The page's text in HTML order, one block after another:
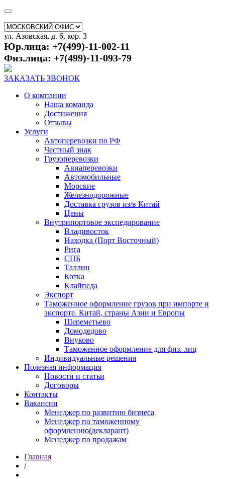
ул. Азовская, д. 6, кор. 3
Юр.лица: +7(499)-11-002-11
Физ.лица: +7(499)-11-093-79
ЗАКАЗАТЬ ЗВОНОК
О компании
Наша команда
Достижения
Отзывы
Услуги
Автоперевозки по РФ
Честный знак
Грузоперевозки
Авиаперевозки
Автомобильные
Морские
Железнодорожные
Доставка грузов из/в Китай
Цены
Внутрипортовое экспедирование
Владивосток
Находка (Порт Восточный)
Рига
СПБ
Таллин
Котка
Клайпеда
Экспорт
Таможенное оформление грузов при импорте и
экспорте. Китай, страны Азии и Европы
Шереметьево
Домодедово
Внуково
Таможенное оформление для физ. лиц
Индивидуальные решения
Полезная информация
Новости и статьи
Договоры
Контакты
Вакансии
Менеджер по развитию бизнеса
Менеджер по таможенному
оформлению(декларант)
Менеджер по продажам
Главная
/